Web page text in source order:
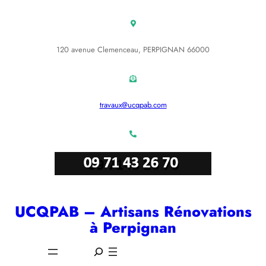
120 avenue Clemenceau, PERPIGNAN 66000
travaux@ucqpab.com
UCQPAB – Artisans Rénovations
à Perpignan
S